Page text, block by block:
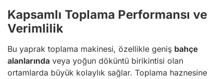
Kapsamlı Toplama Performansı ve
Verimlilik
Bu yaprak toplama makinesi, özellikle geniş bahçe
alanlarında veya yoğun döküntü birikintisi olan
ortamlarda büyük kolaylık sağlar. Toplama haznesine